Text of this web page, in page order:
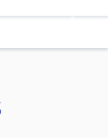
chave